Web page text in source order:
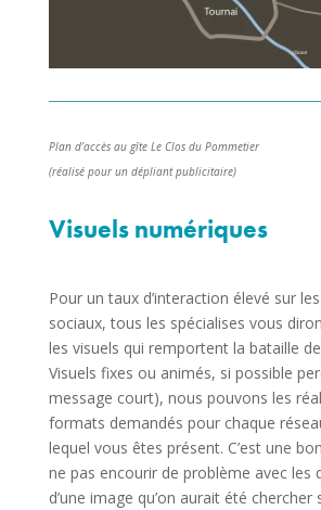
Plan d’accès au gîte Le Clos du Pommetier
(réalisé pour un dépliant publicitaire)
Visuels numériques
Pour un taux d’interaction élevé sur
sociaux, tous les spécialises vous
les visuels qui remportent la bataille
Visuels fixes ou animés, si possible
message court), nous pouvons les
formats demandés pour chaque
lequel vous êtes présent. C’est une
ne pas encourir de problème avec les
d’une image qu’on aurait été chercher